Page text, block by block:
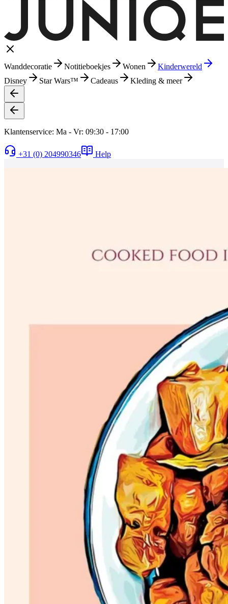
Wanddecoratie Notitieboekjes Wonen
Kinderwereld
Disney
Star Wars™ Cadeaus Kleding & meer
Klantenservice: Ma - Vr: 09:30 - 17:00
+31 (0) 204990346 Help